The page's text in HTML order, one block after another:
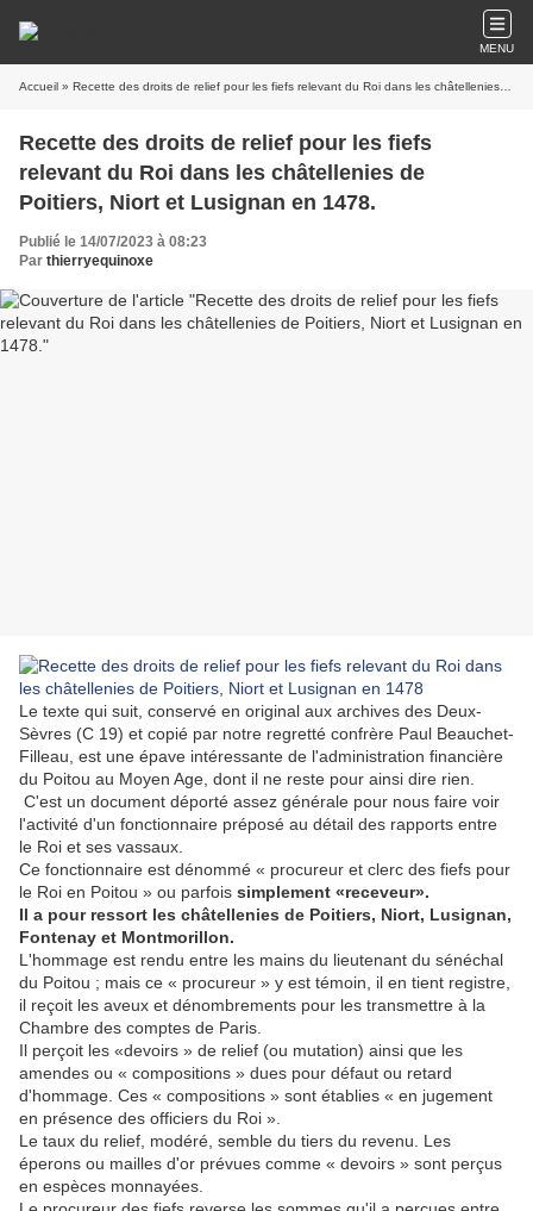
MENU
Accueil » Recette des droits de relief pour les fiefs relevant du Roi dans les châtellenies de Poitiers, Niort et Lusignan en 1478.
Recette des droits de relief pour les fiefs
relevant du Roi dans les châtellenies de
Poitiers, Niort et Lusignan en 1478.
Publié le 14/07/2023 à 08:23
Par thierryequinoxe
Le texte qui suit, conservé en original aux archives des Deux-
Sèvres (C 19) et copié par notre regretté confrère Paul Beauchet-
Filleau, est une épave intéressante de l'administration financière
du Poitou au Moyen Age, dont il ne reste pour ainsi dire rien.
C'est un document déporté assez générale pour nous faire voir
l'activité d'un fonctionnaire préposé au détail des rapports entre
le Roi et ses vassaux.
Ce fonctionnaire est dénommé « procureur et clerc des fiefs pour
le Roi en Poitou » ou parfois simplement «receveur».
Il a pour ressort les châtellenies de Poitiers, Niort, Lusignan,
Fontenay et Montmorillon.
L'hommage est rendu entre les mains du lieutenant du sénéchal
du Poitou ; mais ce « procureur » y est témoin, il en tient registre,
il reçoit les aveux et dénombrements pour les transmettre à la
Chambre des comptes de Paris.
Il perçoit les «devoirs » de relief (ou mutation) ainsi que les
amendes ou « compositions » dues pour défaut ou retard
d'hommage. Ces « compositions » sont établies « en jugement
en présence des officiers du Roi ».
Le taux du relief, modéré, semble du tiers du revenu. Les
éperons ou mailles d'or prévues comme « devoirs » sont perçus
en espèces monnayées.